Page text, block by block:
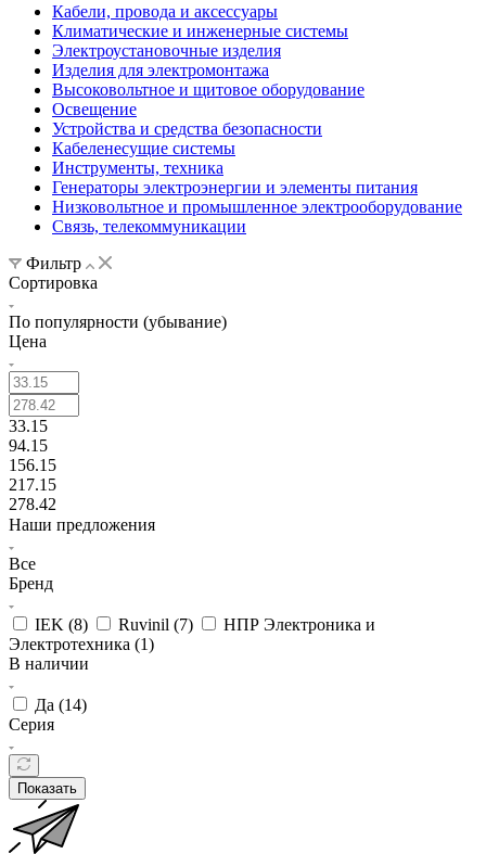
Кабели, провода и аксессуары
Климатические и инженерные системы
Электроустановочные изделия
Изделия для электромонтажа
Высоковольтное и щитовое оборудование
Освещение
Устройства и средства безопасности
Кабеленесущие системы
Инструменты, техника
Генераторы электроэнергии и элементы питания
Низковольтное и промышленное электрооборудование
Связь, телекоммуникации
Фильтр
Сортировка
По популярности (убывание)
Цена
33.15
94.15
156.15
217.15
278.42
Наши предложения
Все
Бренд
IEK (8) Ruvinil (7)
НПР Электроника и
Электротехника (1)
В наличии
Да (14)
Серия
Показать